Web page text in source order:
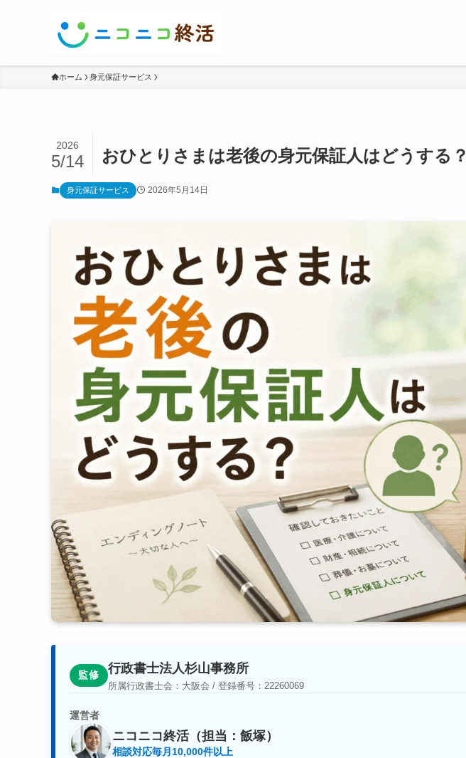
ホーム 身元保証サービス
おひとりさまは老後の身元保証人はどうする？
2026
5/14
身元保証サービス 2026年5月14日
監修 行政書士法人杉山事務所
所属行政書士会：大阪会 / 登録番号：22260069
運営者
ニコニコ終活（担当：飯塚）
相談対応毎月10,000件以上